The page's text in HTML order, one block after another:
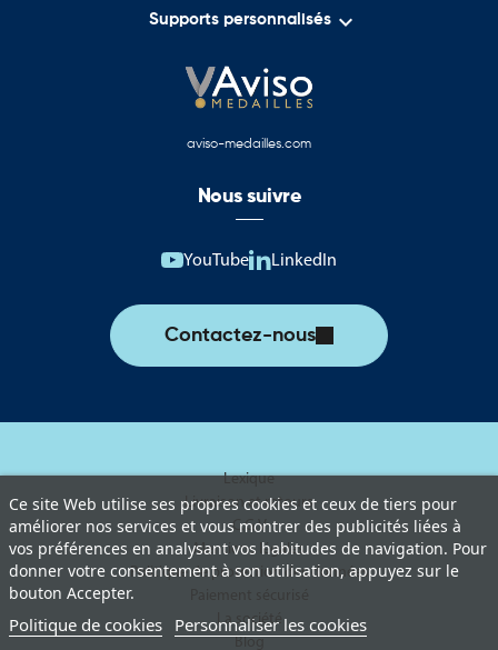
Supports personnalisés 
Ce site Web utilise ses propres cookies et ceux de tiers pour
améliorer nos services et vous montrer des publicités liées à
vos préférences en analysant vos habitudes de navigation. Pour
donner votre consentement à son utilisation, appuyez sur le
bouton Accepter.
Politique de cookies Personnaliser les cookies
aviso-medailles.com
Nous suivre
YouTube LinkedIn
Contactez-nous
Lexique
Livraison et retours
C.G.V
Mentions légales
Politique de protection des données
La société
Blog